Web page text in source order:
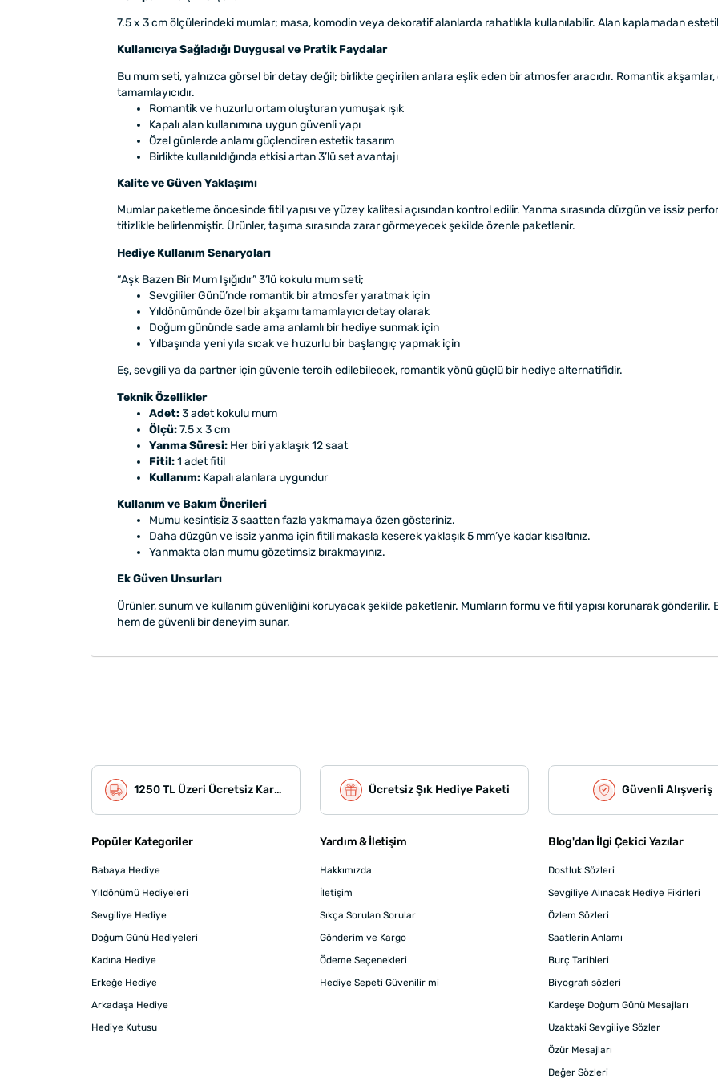
7.5 x 3 cm ölçülerindeki mumlar; masa, komodin veya dekoratif alanlarda rahatlıkla kullanılabilir. Alan kaplamadan
Kullanıcıya Sağladığı Duygusal ve Pratik Faydalar
Bu mum seti, yalnızca görsel bir detay değil; birlikte geçirilen anlara eşlik eden bir atmosfer aracıdır. Romantik
tamamlayıcıdır.
Romantik ve huzurlu ortam oluşturan yumuşak ışık
Kapalı alan kullanımına uygun güvenli yapı
Özel günlerde anlamı güçlendiren estetik tasarım
Birlikte kullanıldığında etkisi artan 3’lü set avantajı
Kalite ve Güven Yaklaşımı
Mumlar paketleme öncesinde fitil yapısı ve yüzey kalitesi açısından kontrol edilir. Yanma sırasında düzgün ve issiz
titizlikle belirlenmiştir. Ürünler, taşıma sırasında zarar görmeyecek şekilde özenle paketlenir.
Hediye Kullanım Senaryoları
“Aşk Bazen Bir Mum Işığıdır” 3’lü kokulu mum seti;
Sevgililer Günü’nde romantik bir atmosfer yaratmak için
Yıldönümünde özel bir akşamı tamamlayıcı detay olarak
Doğum gününde sade ama anlamlı bir hediye sunmak için
Yılbaşında yeni yıla sıcak ve huzurlu bir başlangıç yapmak için
Eş, sevgili ya da partner için güvenle tercih edilebilecek, romantik yönü güçlü bir hediye alternatifidir.
Teknik Özellikler
Adet:3 adet kokulu mum
Ölçü:7.5 x 3 cm
Yanma Süresi: Her biri yaklaşık 12 saat
Fitil:1 adet fitil
Kullanım: Kapalı alanlara uygundur
Kullanım ve Bakım Önerileri
Mumu kesintisiz 3 saatten fazla yakmamaya özen gösteriniz.
Daha düzgün ve issiz yanma için fitili makasla keserek yaklaşık 5 mm’ye kadar kısaltınız.
Yanmakta olan mumu gözetimsiz bırakmayınız.
Ek Güven Unsurları
Ürünler, sunum ve kullanım güvenliğini koruyacak şekilde paketlenir. Mumların formu ve fitil yapısı korunarak gönderilir.
hem de güvenli bir deneyim sunar.
1250 TL Üzeri Ücretsiz Kargo Ücretsiz Şık Hediye Paketi Güvenli Alışveriş
Popüler Kategoriler
Babaya Hediye
Yıldönümü Hediyeleri
Sevgiliye Hediye
Doğum Günü Hediyeleri
Kadına Hediye
Erkeğe Hediye
Arkadaşa Hediye
Hediye Kutusu
Yardım & İletişim
Hakkımızda
İletişim
Sıkça Sorulan Sorular
Gönderim ve Kargo
Ödeme Seçenekleri
Hediye Sepeti Güvenilir mi
Blog'dan İlgi Çekici Yazılar
Dostluk Sözleri
Sevgiliye Alınacak Hediye Fikirleri
Özlem Sözleri
Saatlerin Anlamı
Burç Tarihleri
Biyografi sözleri
Kardeşe Doğum Günü Mesajları
Uzaktaki Sevgiliye Sözler
Özür Mesajları
Değer Sözleri